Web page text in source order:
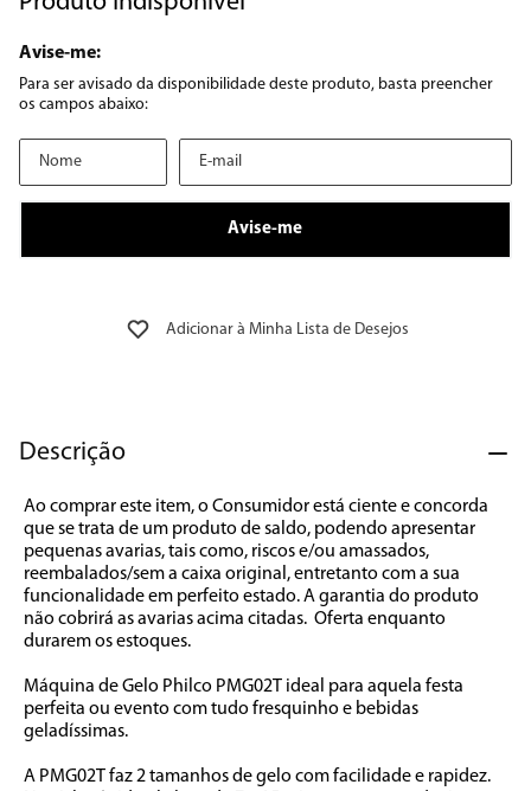
Descrição
Ao comprar este item, o Consumidor está ciente e concorda
que se trata de um produto de saldo, podendo apresentar
pequenas avarias, tais como, riscos e/ou amassados,
reembalados/sem a caixa original, entretanto com a sua
funcionalidade em perfeito estado. A garantia do produto
não cobrirá as avarias acima citadas.  Oferta enquanto
durarem os estoques.
Máquina de Gelo Philco PMG02T ideal para aquela festa
perfeita ou evento com tudo fresquinho e bebidas
geladíssimas.
A PMG02T faz 2 tamanhos de gelo com facilidade e rapidez.
8º geladeira
9 º microondas
10º 12000